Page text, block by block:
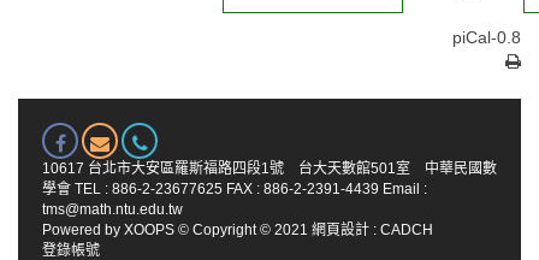
piCal-0.8
10617 台北市大安區羅斯福路四段1號 台大天數館501室 中華民國數
學會 TEL : 886-2-23677625 FAX : 886-2-2391-4439 Email :
tms@math.ntu.edu.tw
Powered by XOOPS © Copyright © 2021 網頁設計 : CADCH
登錄帳號